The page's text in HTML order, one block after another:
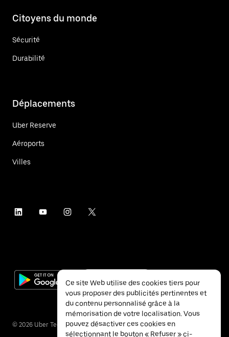
Citoyens du monde
Sécurité
Durabilité
Déplacements
Uber Reserve
Aéroports
Villes
© 2026 Uber Technologies Inc.
Ce site Web utilise des cookies tiers pour
vous proposer des publicités pertinentes et
du contenu personnalisé grâce à la
mémorisation de votre localisation. Vous
pouvez désactiver ces cookies en
sélectionnant le bouton « Refuser » ci-